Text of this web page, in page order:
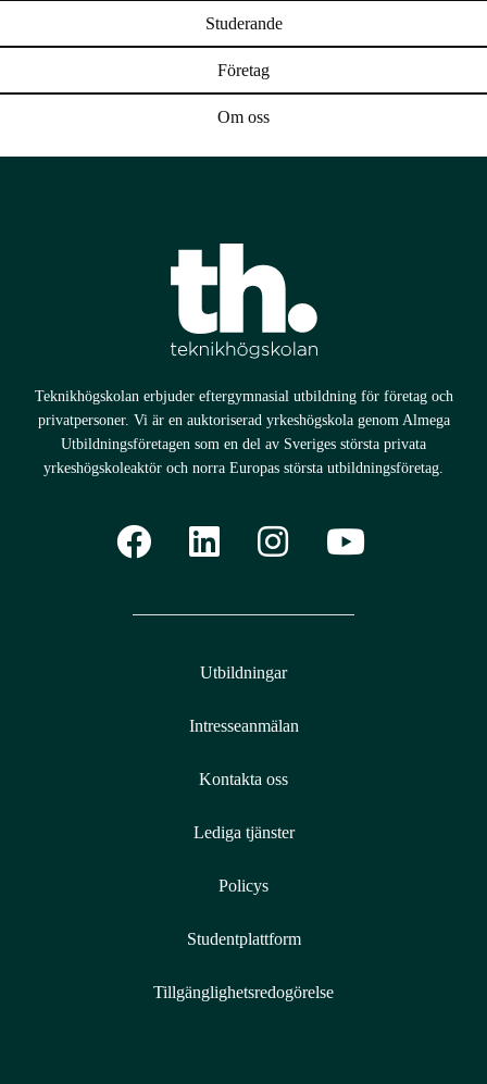
Studerande
Företag
Om oss
Teknikhögskolan erbjuder eftergymnasial utbildning för företag och
privatpersoner. Vi är en auktoriserad yrkeshögskola genom Almega
Utbildningsföretagen som en del av Sveriges största privata
yrkeshögskoleaktör och norra Europas största utbildningsföretag.
Utbildningar
Intresseanmälan
Kontakta oss
Lediga tjänster
Policys
Studentplattform
Tillgänglighetsredogörelse